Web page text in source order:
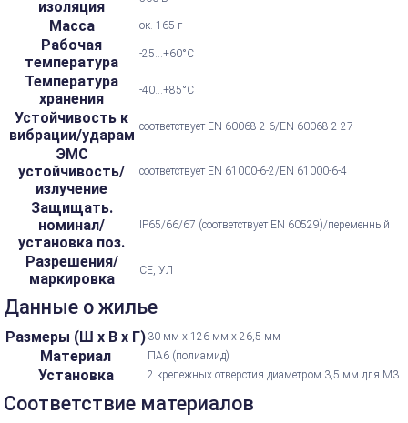
изоляция
Масса ок. 165 г
Рабочая
температура
-25...+60°С
Температура
хранения
-40...+85°С
Устойчивость к
вибрации/ударам соответствует EN 60068-2-6/EN 60068-2-27
ЭМС
устойчивость/
излучение
соответствует EN 61000-6-2/EN 61000-6-4
Защищать.
номинал/
установка поз.
IP65/66/67 (соответствует EN 60529)/переменный
Разрешения/
маркировка
CE, УЛ
Данные о жилье
Размеры (Ш х В х Г) 30 мм х 126 мм х 26,5 мм
Материал ПА6 (полиамид)
Установка 2 крепежных отверстия диаметром 3,5 мм для M3
Соответствие материалов